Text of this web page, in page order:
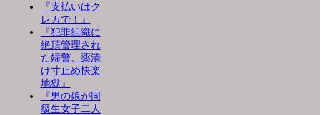
『支払いはク
レカで！』
『犯罪組織に
絶頂管理され
た婦警、薬漬
け寸止め快楽
地獄』
『男の娘が同
級生女子二人